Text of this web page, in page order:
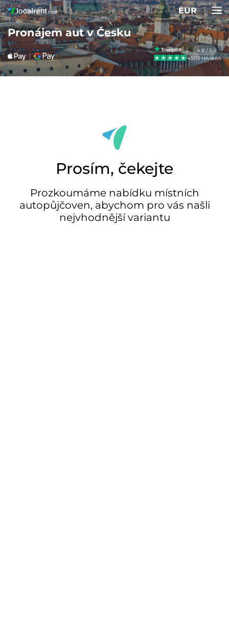
EUR
Pronájem aut v Česku
4.8 / 5
4509 reviews
Prosím, čekejte
Prozkoumáme nabídku místních
autopůjčoven, abychom pro vás našli
nejvhodnější variantu